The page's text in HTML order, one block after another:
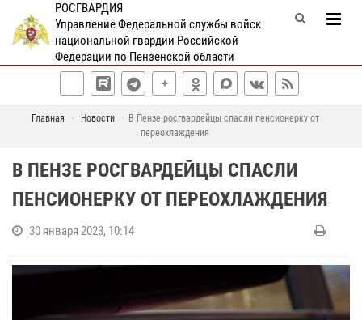
РОСГВАРДИЯ
Управление Федеральной службы войск
национальной гвардии Российской
Федерации по Пензенской области
Главная Новости
В Пензе росгвардейцы спасли пенсионерку от
переохлаждения
В ПЕНЗЕ РОСГВАРДЕЙЦЫ СПАСЛИ
ПЕНСИОНЕРКУ ОТ ПЕРЕОХЛАЖДЕНИЯ
30 января 2023, 10:14